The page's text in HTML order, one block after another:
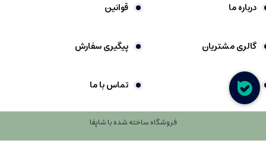
درباره ما قوانین
گالری مشتریان پیگیری سفارش
شکایات تماس با ما
فروشگاه ساخته شده با شاپفا